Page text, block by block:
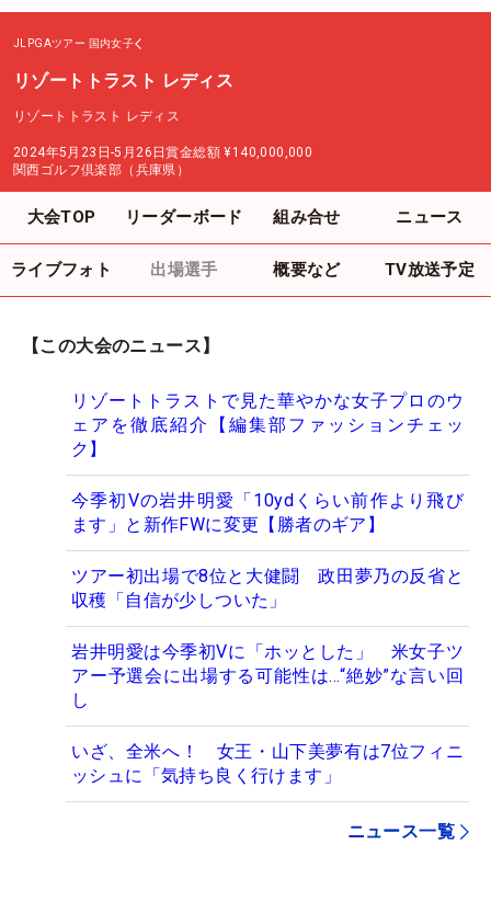
JLPGAツアー 国内女子
リゾートトラスト レディス
リゾートトラスト レディス
2024年5月23日-5月26日賞金総額 ¥140,000,000
関西ゴルフ倶楽部（兵庫県）
大会TOP リーダーボード 組み合せ ニュース
ライブフォト 出場選手 概要など TV放送予定
【この大会のニュース】
リゾートトラストで見た華やかな女子プロのウ
ェアを徹底紹介【編集部ファッションチェッ
ク】
今季初Vの岩井明愛「10ydくらい前作より飛び
ます」と新作FWに変更【勝者のギア】
ツアー初出場で8位と大健闘 政田夢乃の反省と
収穫「自信が少しついた」
岩井明愛は今季初Vに「ホッとした」 米女子ツ
アー予選会に出場する可能性は…“絶妙”な言い回
し
いざ、全米へ！ 女王・山下美夢有は7位フィニ
ッシュに「気持ち良く行けます」
ニュース一覧